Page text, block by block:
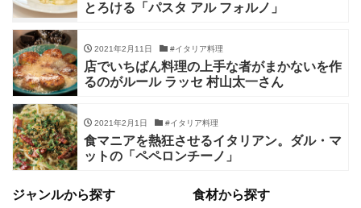
とろける「パスタ アル フォルノ」
2021年2月11日 #イタリア料理
店でいちばん料理の上手な者がまかないを作
るのがルール ラッセ 村山太一さん
2021年2月1日 #イタリア料理
食マニアを熱狂させるイタリアン。ダル・マ
ットの「ペペロンチーノ」
ジャンルから探す 食材から探す